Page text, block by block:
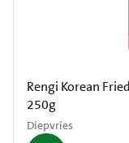
Rengi Korean
250g
Diepvries